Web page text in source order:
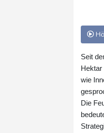
Seit
Hektar
wie
Die